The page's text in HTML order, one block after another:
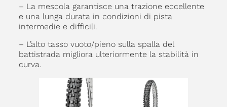
– La mescola garantisce una trazione eccellente
e una lunga durata in condizioni di pista
intermedie e difficili.
– L’alto tasso vuoto/pieno sulla spalla del
battistrada migliora ulteriormente la stabilità in
curva.